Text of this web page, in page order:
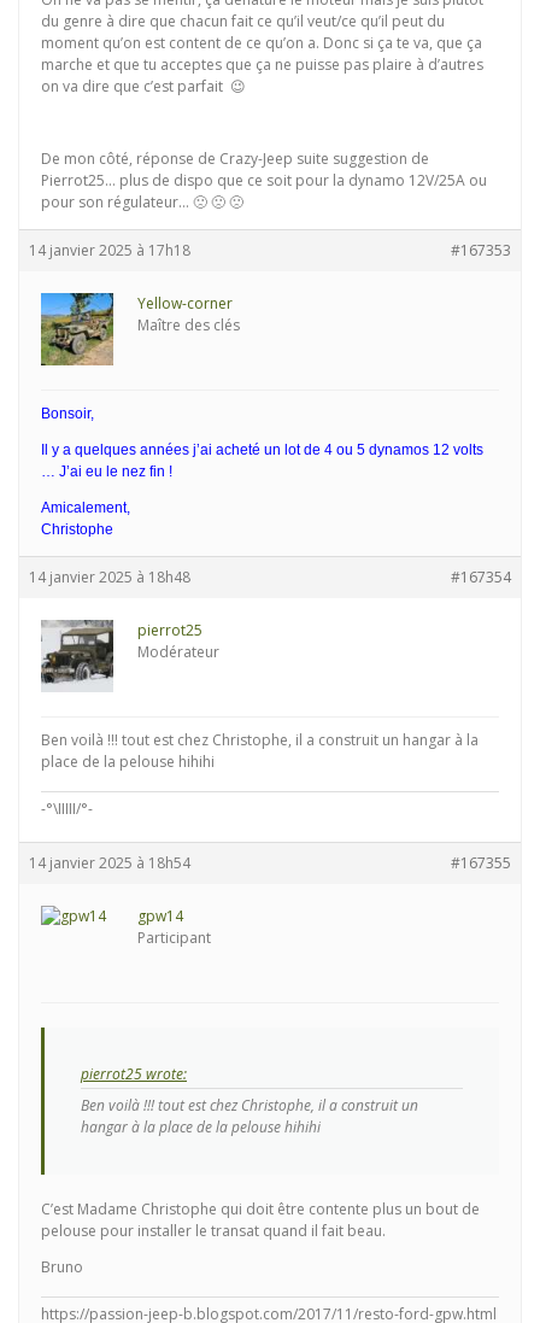
du genre à dire que chacun fait ce qu’il veut/ce qu’il peut du
moment qu’on est content de ce qu’on a. Donc si ça te va, que ça
marche et que tu acceptes que ça ne puisse pas plaire à d’autres
on va dire que c’est parfait 😉
De mon côté, réponse de Crazy-Jeep suite suggestion de
Pierrot25… plus de dispo que ce soit pour la dynamo 12V/25A ou
pour son régulateur… 🙁 🙁 🙁
14 janvier 2025 à 17h18 #167353
Yellow-corner
Maître des clés
Bonsoir,
Il y a quelques années j’ai acheté un lot de 4 ou 5 dynamos 12 volts
… J’ai eu le nez fin !
Amicalement,
Christophe
14 janvier 2025 à 18h48 #167354
pierrot25
Modérateur
Ben voilà !!! tout est chez Christophe, il a construit un hangar à la
place de la pelouse hihihi
-°\IIIII/°-
14 janvier 2025 à 18h54 #167355
gpw14
Participant
pierrot25 wrote:
Ben voilà !!! tout est chez Christophe, il a construit un
hangar à la place de la pelouse hihihi
C’est Madame Christophe qui doit être contente plus un bout de
pelouse pour installer le transat quand il fait beau.
Bruno
https://passion-jeep-b.blogspot.com/2017/11/resto-ford-gpw.html